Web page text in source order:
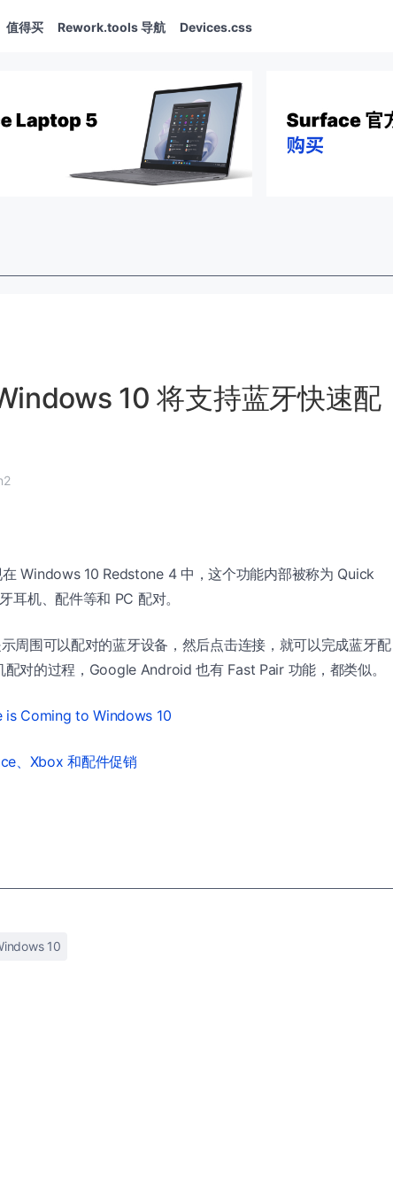
值得买 Rework.tools 导航 Devices.css
10 将支持蓝牙快速配
Windows 10 Redstone 4 中，这个功能内部被称为 Quick
耳机、配件等和 PC 配对。
周围可以配对的蓝牙设备，然后点击连接，就可以完成蓝牙配
对的过程，Google Android 也有 Fast Pair 功能，都类似。
is Coming to Windows 10
、Xbox 和配件促销
10